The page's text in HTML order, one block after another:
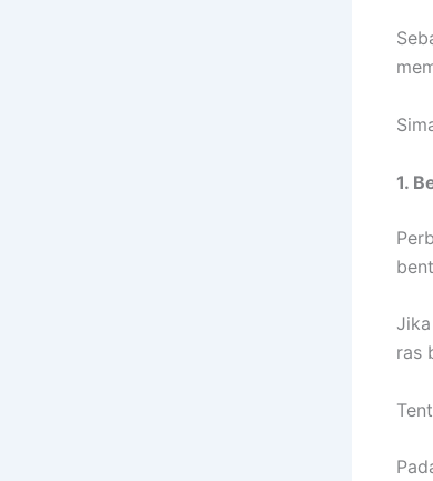
1.
ras